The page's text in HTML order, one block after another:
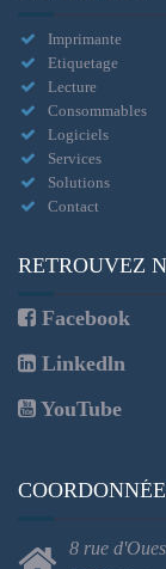
Imprimante
Etiquetage
Lecture
Consommables
Logiciels
Services
Solutions
Contact
RETROUVEZ
Facebook
Linkedln
YouTube
8 rue